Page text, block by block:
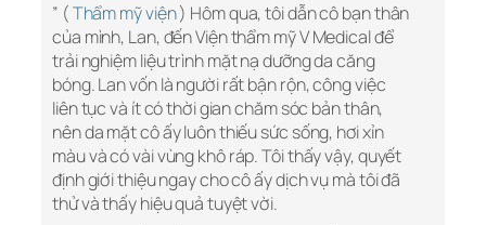
” (Thẩm mỹ viện) Hôm qua, tôi dẫn cô bạn thân
của mình, Lan, đến Viện thẩm mỹ V Medical để
trải nghiệm liệu trình mặt nạ dưỡng da căng
bóng. Lan vốn là người rất bận rộn, công việc
liên tục và ít có thời gian chăm sóc bản thân,
nên da mặt cô ấy luôn thiếu sức sống, hơi xỉn
màu và có vài vùng khô ráp. Tôi thấy vậy, quyết
định giới thiệu ngay cho cô ấy dịch vụ mà tôi đã
thử và thấy hiệu quả tuyệt vời.